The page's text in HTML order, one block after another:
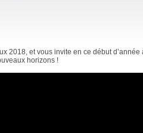
2018, et vous invite en ce début d’année
horizons !